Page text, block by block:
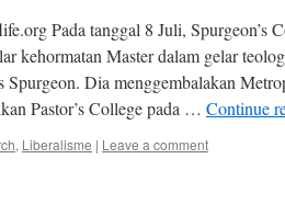
Pada tanggal 8 Juli, Spurgeon’s
kehormatan Master dalam gelar
Spurgeon. Dia menggembalakan
Pastor’s College pada … Continue
, Liberalisme | Leave a comment